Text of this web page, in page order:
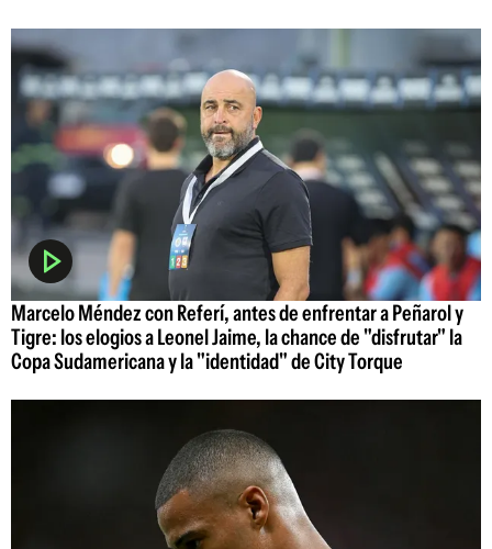
Marcelo Méndez con Referí, antes de enfrentar a Peñarol y
Tigre: los elogios a Leonel Jaime, la chance de "disfrutar" la
Copa Sudamericana y la "identidad" de City Torque